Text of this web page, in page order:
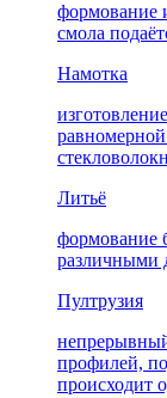
формование
смола
Намотка
Литьё
формование
различными
Пултрузия
профилей,
происходит